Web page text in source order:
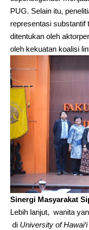
PUG. Selain itu,
representasi substantif
ditentukan oleh
oleh kekuatan koalisi
Sinergi Masyarakat
Lebih lanjut, wanita
di University of Hawai‘i